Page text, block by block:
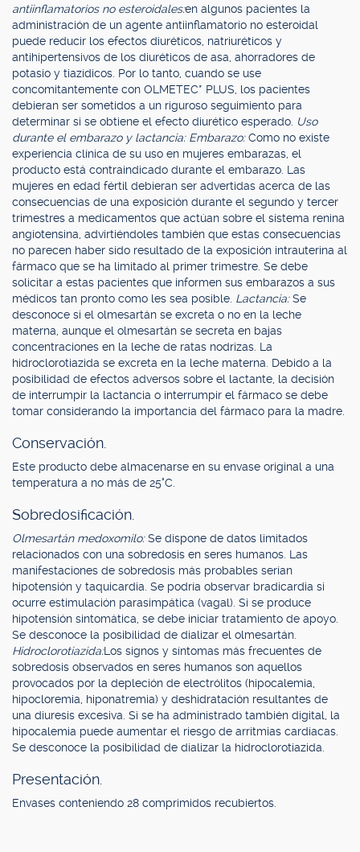
antiinflamatorios no esteroidales:en algunos pacientes la
administración de un agente antiinflamatorio no esteroidal
puede reducir los efectos diuréticos, natriuréticos y
antihipertensivos de los diuréticos de asa, ahorradores de
potasio y tiazídicos. Por lo tanto, cuando se use
concomitantemente con OLMETEC* PLUS, los pacientes
debieran ser sometidos a un riguroso seguimiento para
determinar si se obtiene el efecto diurético esperado. Uso
durante el embarazo y lactancia: Embarazo:Como no existe
experiencia clínica de su uso en mujeres embarazas, el
producto está contraindicado durante el embarazo. Las
mujeres en edad fértil debieran ser advertidas acerca de las
consecuencias de una exposición durante el segundo y tercer
trimestres a medicamentos que actúan sobre el sistema renina
angiotensina, advirtiéndoles también que estas consecuencias
no parecen haber sido resultado de la exposición intrauterina al
fármaco que se ha limitado al primer trimestre. Se debe
solicitar a estas pacientes que informen sus embarazos a sus
médicos tan pronto como les sea posible. Lactancia:Se
desconoce si el olmesartán se excreta o no en la leche
materna, aunque el olmesartán se secreta en bajas
concentraciones en la leche de ratas nodrizas. La
hidroclorotiazida se excreta en la leche materna. Debido a la
posibilidad de efectos adversos sobre el lactante, la decisión
de interrumpir la lactancia o interrumpir el fármaco se debe
tomar considerando la importancia del fármaco para la madre.
Conservación.
Este producto debe almacenarse en su envase original a una
temperatura a no más de 25°C.
Sobredosificación.
Olmesartán medoxomilo:Se dispone de datos limitados
relacionados con una sobredosis en seres humanos. Las
manifestaciones de sobredosis más probables serían
hipotensión y taquicardia. Se podría observar bradicardia si
ocurre estimulación parasimpática (vagal). Si se produce
hipotensión sintomática, se debe iniciar tratamiento de apoyo.
Se desconoce la posibilidad de dializar el olmesartán.
Hidroclorotiazida:Los signos y síntomas más frecuentes de
sobredosis observados en seres humanos son aquellos
provocados por la depleción de electrólitos (hipocalemia,
hipocloremia, hiponatremia) y deshidratación resultantes de
una diuresis excesiva. Si se ha administrado también digital, la
hipocalemia puede aumentar el riesgo de arritmias cardíacas.
Se desconoce la posibilidad de dializar la hidroclorotiazida.
Presentación.
Envases conteniendo 28 comprimidos recubiertos.